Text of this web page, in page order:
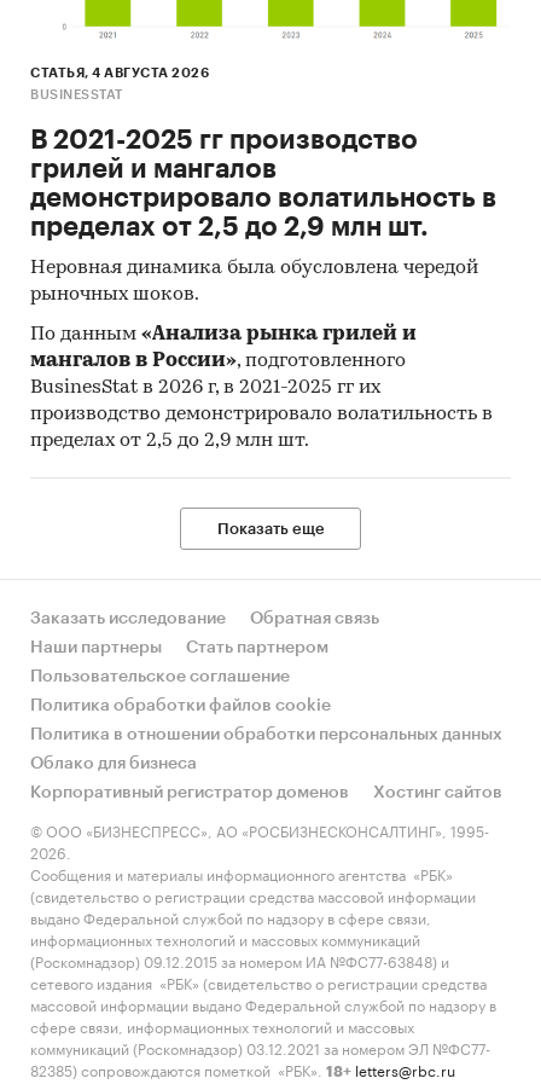
все доступные исследователю документы.
Категории:
кофемолки
Промышленность / ... / Цветная
металлургия / Алюминий
СТАТЬЯ, 4 АВГУСТА 2026
BUSINESSTAT
В 2021-2025 гг производство
грилей и мангалов
демонстрировало волатильность в
пределах от 2,5 до 2,9 млн шт.
Неровная динамика была обусловлена чередой
рыночных шоков.
По данным «Анализа рынка грилей и
мангалов в России», подготовленного
BusinesStat в 2026 г, в 2021-2025 гг их
производство демонстрировало волатильность в
пределах от 2,5 до 2,9 млн шт.
Показать еще
Заказать исследование
Обратная связь
Наши партнеры
Стать партнером
Пользовательское соглашение
Политика обработки файлов cookie
Политика в отношении обработки персональных данных
Облако для бизнеса
Корпоративный регистратор доменов
Хостинг сайтов
© ООО «БИЗНЕСПРЕСС», АО «РОСБИЗНЕСКОНСАЛТИНГ», 1995-
2026.
Сообщения и материалы информационного агентства «РБК»
(свидетельство о регистрации средства массовой информации
выдано Федеральной службой по надзору в сфере связи,
информационных технологий и массовых коммуникаций
(Роскомнадзор) 09.12.2015 за номером ИА №ФС77-63848) и
сетевого издания «РБК» (свидетельство о регистрации средства
массовой информации выдано Федеральной службой по надзору в
сфере связи, информационных технологий и массовых
коммуникаций (Роскомнадзор) 03.12.2021 за номером ЭЛ №ФС77-
82385) сопровождаются пометкой «РБК».
18+ letters@rbc.ru